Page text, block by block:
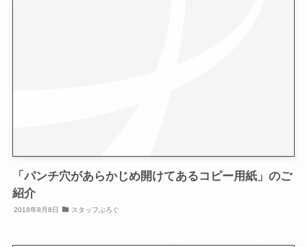
「パンチ穴があらかじめ開けてあるコピー用紙」のご
紹介
2018年8月8日 スタッフぶろぐ